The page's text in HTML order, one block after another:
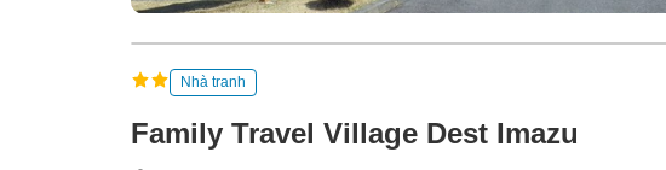
Nhà tranh
Family Travel Village Dest Imazu